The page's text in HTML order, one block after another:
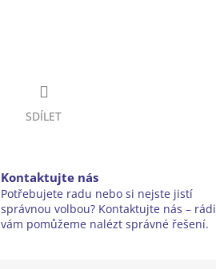
SDÍLET
Kontaktujte nás
Potřebujete radu nebo si nejste jistí
správnou volbou? Kontaktujte nás – rádi
vám pomůžeme nalézt správné řešení.